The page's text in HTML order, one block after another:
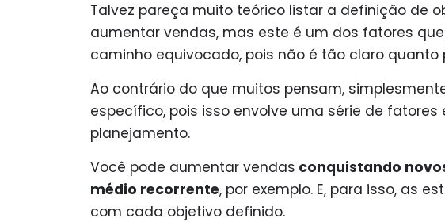
Talvez pareça muito teórico listar a definição de
aumentar vendas, mas este é um dos fatores
caminho equivocado, pois não é tão claro quanto
Ao contrário do que muitos pensam,
específico, pois isso envolve uma série de
planejamento.
Você pode aumentar vendas conquistando
médio recorrente, por exemplo. E, para isso, as
com cada objetivo definido.